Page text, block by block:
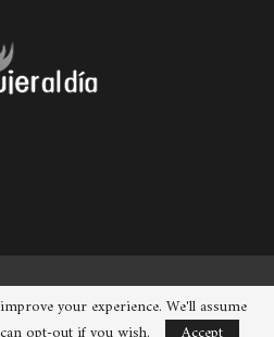
los derechos reservados.
your experience. We'll assume